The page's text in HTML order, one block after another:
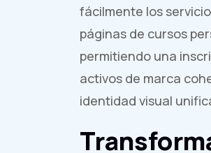
fácilmente los
páginas de cursos
permitiendo una
activos de marca
identidad visual